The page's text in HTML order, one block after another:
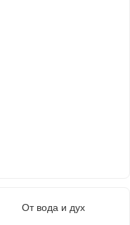
От вода и дух